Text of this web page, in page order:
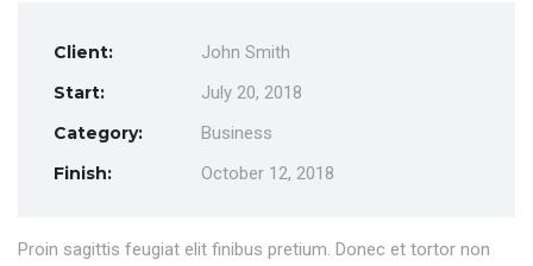
Client:
John Smith
Start:
July 20, 2018
Category:
Business
Finish:
October 12, 2018
Proin sagittis feugiat elit finibus pretium. Donec et tortor non